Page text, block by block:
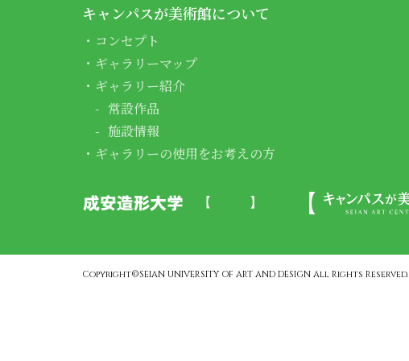
キャンパスが美術館について
コンセプト
ギャラリーマップ
ギャラリー紹介
常設作品
施設情報
ギャラリーの使用をお考えの方
Copyright©SEIAN UNIVERSITY OF ART AND DESIGN All Rights Reserved.